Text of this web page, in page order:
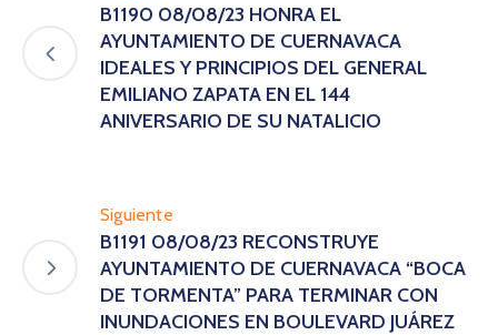
B1190 08/08/23 HONRA EL
AYUNTAMIENTO DE CUERNAVACA
IDEALES Y PRINCIPIOS DEL GENERAL
EMILIANO ZAPATA EN EL 144
ANIVERSARIO DE SU NATALICIO
Siguiente
B1191 08/08/23 RECONSTRUYE
AYUNTAMIENTO DE CUERNAVACA “BOCA
DE TORMENTA” PARA TERMINAR CON
INUNDACIONES EN BOULEVARD JUÁREZ